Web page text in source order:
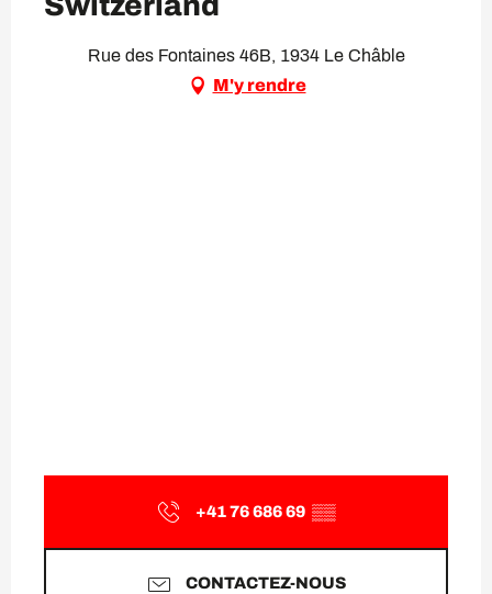
Rue des Fontaines 46B, 1934 Le Châble
M'y rendre
+41 76 686 69 ▒▒
CONTACTEZ-NOUS